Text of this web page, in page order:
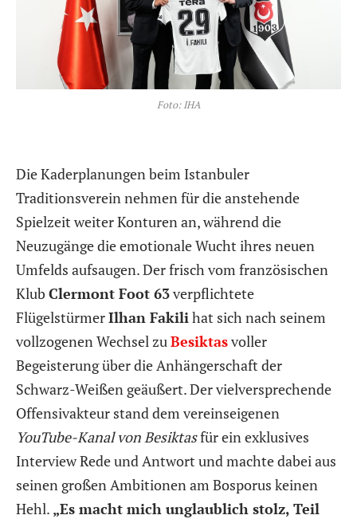
Foto: IHA
Die Kaderplanungen beim Istanbuler
Traditionsverein nehmen für die anstehende
Spielzeit weiter Konturen an, während die
Neuzugänge die emotionale Wucht ihres neuen
Umfelds aufsaugen. Der frisch vom französischen
Klub Clermont Foot 63verpflichtete
FlügelstürmerIlhan Fakili hat sich nach seinem
vollzogenen Wechsel zu Besiktasvoller
Begeisterung über die Anhängerschaft der
Schwarz-Weißen geäußert. Der vielversprechende
Offensivakteur stand dem vereinseigenen
YouTube-Kanal von Besiktasfür ein exklusives
Interview Rede und Antwort und machte dabei aus
seinen großen Ambitionen am Bosporus keinen
Hehl. „Es macht mich unglaublich stolz, Teil